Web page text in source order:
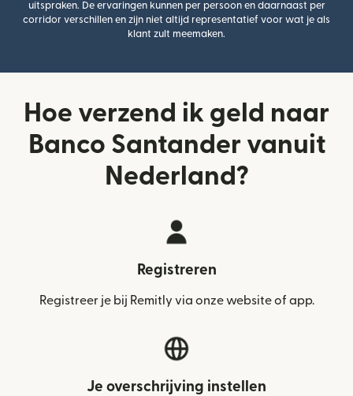
uitspraken. De ervaringen kunnen per persoon en daarnaast per
corridor verschillen en zijn niet altijd representatief voor wat je als
klant zult meemaken.
Hoe verzend ik geld naar
Banco Santander vanuit
Nederland?
Registreren
Registreer je bij Remitly via onze website of app.
Je overschrijving instellen